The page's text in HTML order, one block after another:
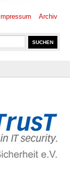
Impressum Archiv